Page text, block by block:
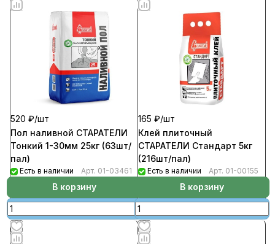
520 ₽/шт
Пол наливной СТАРАТЕЛИ
Тонкий 1-30мм 25кг (63шт/
пал)
Есть в наличии Арт. 01-03461
В корзину
165 ₽/шт
Клей плиточный
СТАРАТЕЛИ Стандарт 5кг
(216шт/пал)
Есть в наличии Арт. 01-00155
В корзину